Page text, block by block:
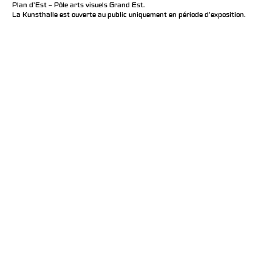
Plan d’Est – Pôle arts visuels Grand Est.
La Kunsthalle est ouverte au public uniquement en période d'exposition.